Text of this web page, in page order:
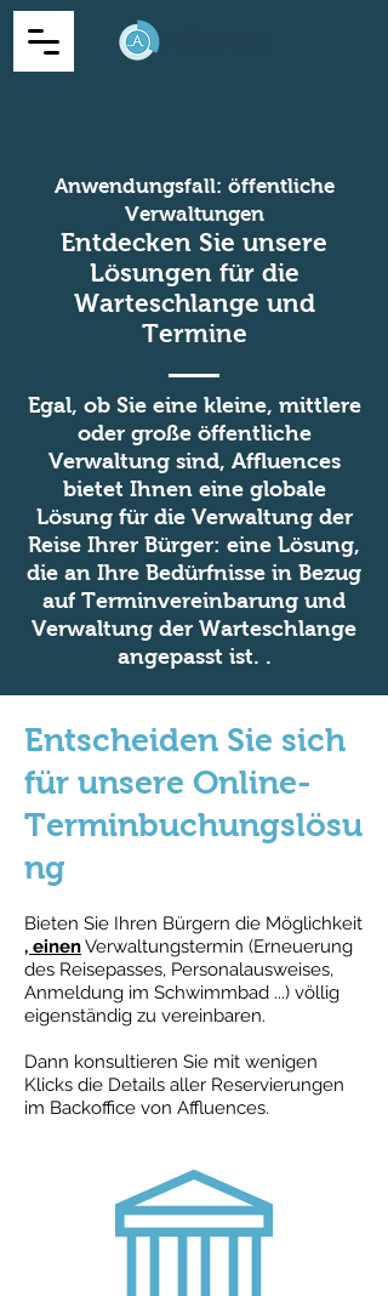
Anwendungsfall: öffentliche
Verwaltungen
Entdecken Sie unsere
Lösungen für die
Warteschlange und
Termine
Egal, ob Sie eine kleine, mittlere
oder große öffentliche
Verwaltung sind, Affluences
bietet Ihnen eine globale
Lösung für die Verwaltung der
Reise Ihrer Bürger: eine Lösung,
die an Ihre Bedürfnisse in Bezug
auf Terminvereinbarung und
Verwaltung der Warteschlange
angepasst ist. .
Entscheiden Sie sich
für unsere Online-
Terminbuchungslösu
ng
Bieten Sie Ihren Bürgern die Möglichkeit
, einenVerwaltungstermin (Erneuerung
des Reisepasses, Personalausweises,
Anmeldung im Schwimmbad ...) völlig
eigenständig zu vereinbaren.
Dann konsultieren Sie mit wenigen
Klicks die Details aller Reservierungen
im Backoffice von Affluences.